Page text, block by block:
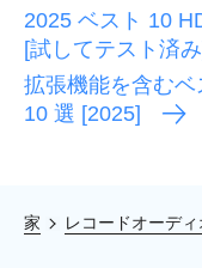
2025 ベスト 10
[試してテスト済
拡張機能を含む
10 選 [2025]
家 レコードオーディ